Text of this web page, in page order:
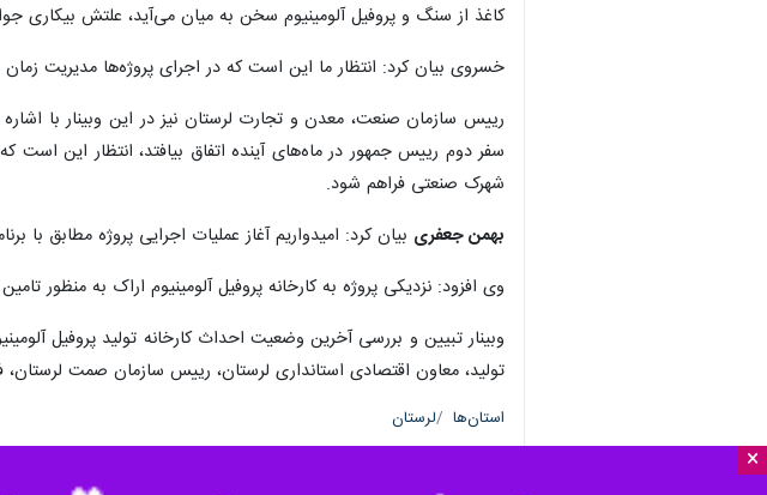
×
کاغذ از سنگ و پروفیل آلومینیوم سخن به میان می‌آید، علتش بیکاری
خسروی بیان کرد: انتظار ما این است که در اجرای پروژه‌ها مدیریت زمان
رییس سازمان صنعت، معدن و تجارت لرستان نیز در این وبینار با
سفر دوم رییس جمهور در ماه‌های آینده اتفاق بیافتد، انتظار این
شهرک صنعتی فراهم شود.
بهمن جعفری بیان کرد: امیدواریم آغاز عملیات اجرایی پروژه مطابق با
وی افزود: نزدیکی پروژه به کارخانه پروفیل آلومینیوم اراک به منظور
وبینار تبیین و بررسی آخرین وضعیت احداث کارخانه تولید پروفیل
تولید، معاون اقتصادی استانداری لرستان، رییس سازمان صمت لرستان،
استان‌ها لرستان